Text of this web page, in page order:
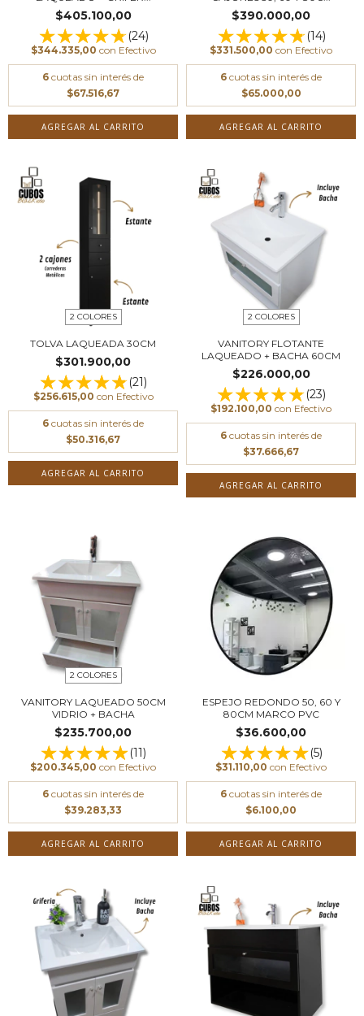
$405.100,00
(24)
$344.335,00 con Efectivo
6 cuotas sin interés de
$67.516,67
AGREGAR AL CARRITO
$390.000,00
(14)
$331.500,00 con Efectivo
6 cuotas sin interés de
$65.000,00
AGREGAR AL CARRITO
2 COLORES
TOLVA LAQUEADA 30CM
$301.900,00
(21)
$256.615,00 con Efectivo
6 cuotas sin interés de
$50.316,67
AGREGAR AL CARRITO
2 COLORES
VANITORY FLOTANTE
LAQUEADO + BACHA 60CM
$226.000,00
(23)
$192.100,00 con Efectivo
6 cuotas sin interés de
$37.666,67
AGREGAR AL CARRITO
2 COLORES
VANITORY LAQUEADO 50CM
VIDRIO + BACHA
$235.700,00
(11)
$200.345,00 con Efectivo
6 cuotas sin interés de
$39.283,33
AGREGAR AL CARRITO
ESPEJO REDONDO 50, 60 Y
80CM MARCO PVC
$36.600,00
(5)
$31.110,00 con Efectivo
6 cuotas sin interés de
$6.100,00
AGREGAR AL CARRITO